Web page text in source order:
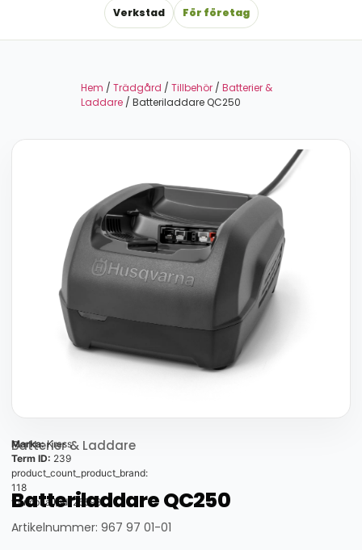
Verkstad För företag
Hem / Trädgård / Tillbehör / Batterier &
Laddare / Batteriladdare QC250
Batterier & Laddare
Marka:Kress
Term ID: 239
product_count_product_brand:
118
thumbnail_id: 25593
Batteriladdare QC250
Artikelnummer: 967 97 01-01